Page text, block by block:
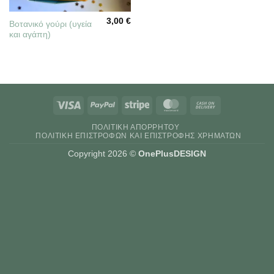
Βοτανικό γούρι (υγεία
και αγάπη)
3,00€
Visa PayPal Stripe MasterCard
Delivery
ΠΟΛΙΤΙΚΉ ΑΠΟΡΡΉΤΟΥ
ΠΟΛΙΤΙΚΉ ΕΠΙΣΤΡΟΦΏΝ ΚΑΙ ΕΠΙΣΤΡΟΦΉΣ ΧΡΗΜΆΤΩΝ
Copyright 2026 © OnePlusDESIGN